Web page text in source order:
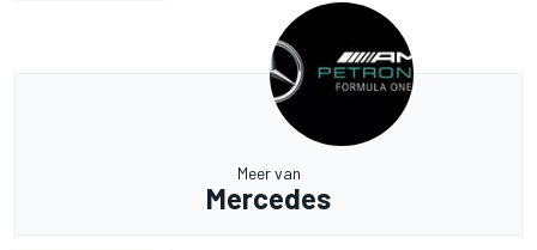
Meer van
Mercedes